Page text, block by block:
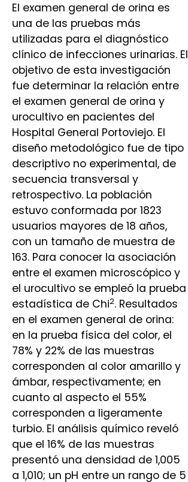
El examen general de orina es
una de las pruebas más
utilizadas para el diagnóstico
clínico de infecciones urinarias. El
objetivo de esta investigación
fue determinar la relación entre
el examen general de orina y
urocultivo en pacientes del
Hospital General Portoviejo. El
diseño metodológico fue de tipo
descriptivo no experimental, de
secuencia transversal y
retrospectivo. La población
estuvo conformada por 1823
usuarios mayores de 18 años,
con un tamaño de muestra de
163. Para conocer la asociación
entre el examen microscópico y
el urocultivo se empleó la prueba
estadística de Chi2. Resultados
en el examen general de orina:
en la prueba física del color, el
78% y 22% de las muestras
corresponden al color amarillo y
ámbar, respectivamente; en
cuanto al aspecto el 55%
corresponden a ligeramente
turbio. El análisis químico reveló
que el 16% de las muestras
presentó una densidad de 1,005
a 1,010; un pH entre un rango de 5